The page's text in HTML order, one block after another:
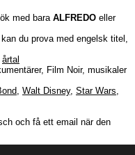
med bara ALFREDO eller
du prova med engelsk titel,
årtal
Film Noir, musikaler
, Walt Disney, Star Wars,
och få ett email när den